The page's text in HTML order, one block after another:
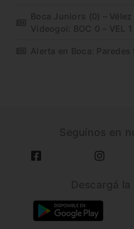
Boca Juniors (0) –
Videogol: BOC 0 – VEL 1
Alerta en Boca: